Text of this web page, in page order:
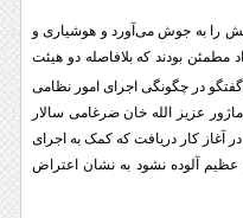
را به جوش می‌آورد و هوشیاری و
بودند که بلافاصله دو هیئت
در چگونگی اجرای امور نظامی
عزیز الله خان ضرغامی سالار
آغاز کار دریافت که کمک به اجرای
عظیم آلوده نشود به نشان اعتراض